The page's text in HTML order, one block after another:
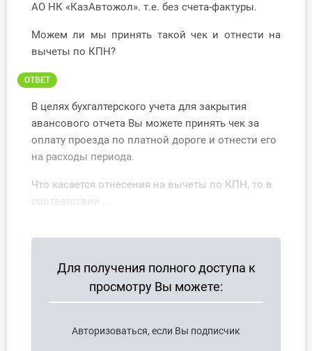
Практика ИП
Кадры. Труд. Зарплата.
Учет по отраслям
Юридический помощник
Интернет-магазин
Тарифы
Тестирование для
бухгалтера
АО НК «КазАвтожол». т.е. без счета-фактуры.
Можем ли мы принять такой чек и отнести на
вычеты по КПН?
ОТВЕТ
В целях бухгалтерского учета для закрытия
авансового отчета Вы можете принять чек за
оплату проезда по платной дороге и отнести его
на расходы периода.
Что касается отнесения на вычеты по КПН, то в
соответствии ...
Для получения полного доступа к
просмотру Вы можете:
Авторизоваться, если Вы подписчик